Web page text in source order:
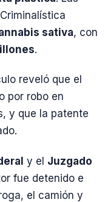
sativa, con
.
reveló que el
por robo en
y que la patente
y el Juzgado
fue detenido e
el camión y